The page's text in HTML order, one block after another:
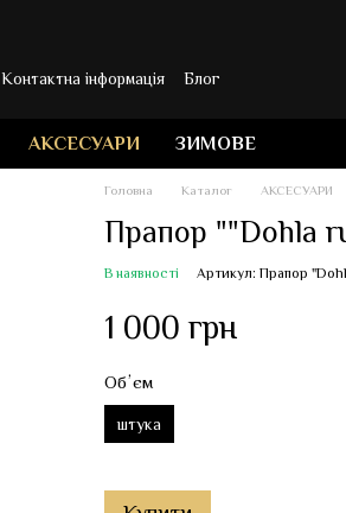
Контактна інформація Блог
АКСЕСУАРИ ЗИМОВЕ
Головна Каталог АКСЕСУАРИ
Прапор ""Dohla
В наявності Артикул: Прапор
1 000 грн
Обʼєм
штука